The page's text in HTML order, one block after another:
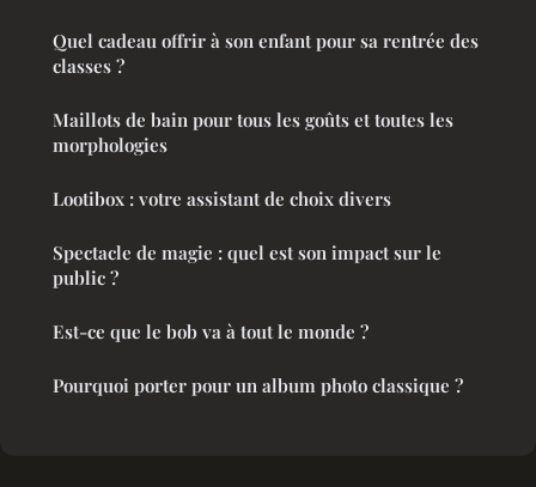
Quel cadeau offrir à son enfant pour sa rentrée des
classes ?
Maillots de bain pour tous les goûts et toutes les
morphologies
Lootibox : votre assistant de choix divers
Spectacle de magie : quel est son impact sur le
public ?
Est-ce que le bob va à tout le monde ?
Pourquoi porter pour un album photo classique ?